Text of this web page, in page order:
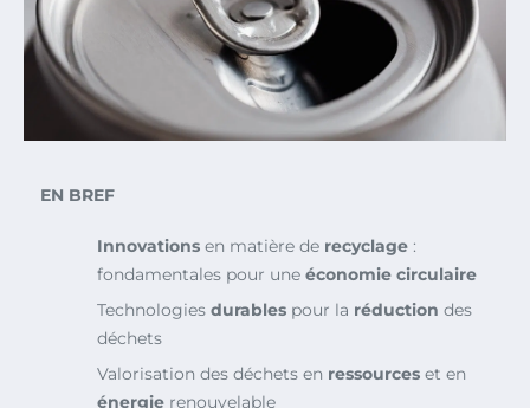
EN BREF
Innovations en matière de recyclage :
fondamentales pour une économie circulaire
Technologies durables pour la réduction des
déchets
Valorisation des déchets en ressources et en
énergie renouvelable